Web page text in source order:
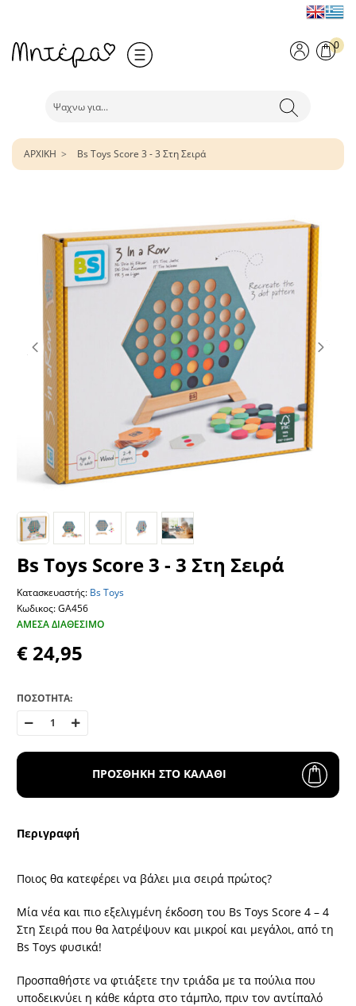
0
ΑΡΧΙΚΗ Bs Toys Score 3 - 3 Στη Σειρά
Bs Toys Score 3 - 3 Στη Σειρά
Κατασκευαστής: Bs Toys
Κωδικος: GA456
ΆΜΕΣΑ ΔΙΑΘΈΣΙΜΟ
€ 24,95
ΠΟΣΟΤΗΤΑ:
ΠΡΟΣΘΗΚΗ ΣΤΟ ΚΑΛΑΘΙ
Περιγραφή
Ποιος θα κατεφέρει να βάλει μια σειρά πρώτος?
Μία νέα και πιο εξελιγμένη έκδοση του Bs Toys Score 4 – 4
Στη Σειρά που θα λατρέψουν και μικροί και μεγάλοι, από τη
Bs Toys φυσικά!
Προσπαθήστε να φτιάξετε την τριάδα με τα πούλια που
υποδεικνύει η κάθε κάρτα στο τάμπλο, πριν τον αντίπαλό